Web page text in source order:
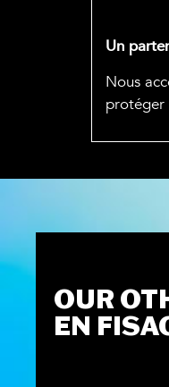
Un
Nous
protéger
OUR
EN